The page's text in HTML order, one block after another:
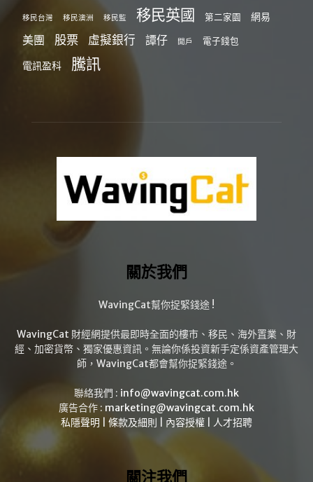
移民台灣 移民澳洲 移民監 移民英國 第二家園 網易
美團 股票 虛擬銀行 譚仔 開戶 電子錢包
電訊盈科 騰訊
關於我們
WavingCat幫你捉緊錢途 !
WavingCat 財經網提供最即時全面的樓市、移民、海外置業、財
經、加密貨幣、獨家優惠資訊。無論你係投資新手定係資產管理大
師，WavingCat都會幫你捉緊錢途。
聯絡我們 : info@wavingcat.com.hk
廣告合作 : marketing@wavingcat.com.hk
私隱聲明
條款及細則 內容授權 人才招聘
關注我們